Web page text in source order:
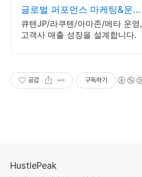
글로벌 퍼포먼스 마케팅&운영
아마존재팬운영대행
큐텐JP/라쿠텐/아마존/메타 운영,
고객사 매출 성장을 설계합니다.
공감 구독하기
HustlePeak